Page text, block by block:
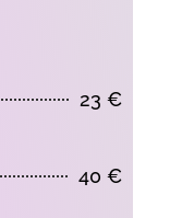
23 €
40 €